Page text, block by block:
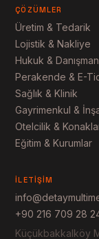
ÇÖZÜMLER
Üretim & Tedarik
Lojistik & Nakliye
Hukuk &
Perakende & E-
Sağlık & Klinik
Gayrimenkul &
Otelcilik &
Eğitim & Kurumlar
İLETIŞIM
+90 216 709 28
Küçükbakkalköy